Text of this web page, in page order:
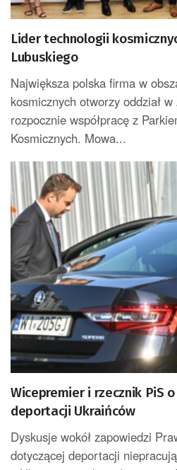
Lider technologii
Lubuskiego
Największa polska firma w
kosmicznych otworzy oddział
rozpocznie współpracę z
Kosmicznych. Mowa...
Wicepremier i rzecznik PiS o zapowiedzi
deportacji Ukraińców
Dyskusje wokół zapowiedzi
dotyczącej deportacji